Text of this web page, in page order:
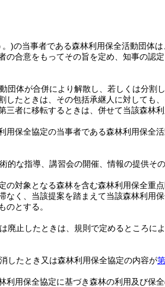
。)の当事者である森林利用保全活動団体
合意をもってその旨を定め、知事の認定
体が合併により解散し、若しくは分割
たときは、その包括承継人に対しても、
者に移転するときは、併せて当該森林
保全協定の当事者である森林利用保全
な指導、講習会の開催、情報の提供そ
対象となる森林を含む森林利用保全重
なく、当該提案を踏まえて当該森林利用
のとする。
止したときは、規則で定めるところに
したとき又は森林利用保全協定の内容が
用保全協定に基づき森林の利用及び保